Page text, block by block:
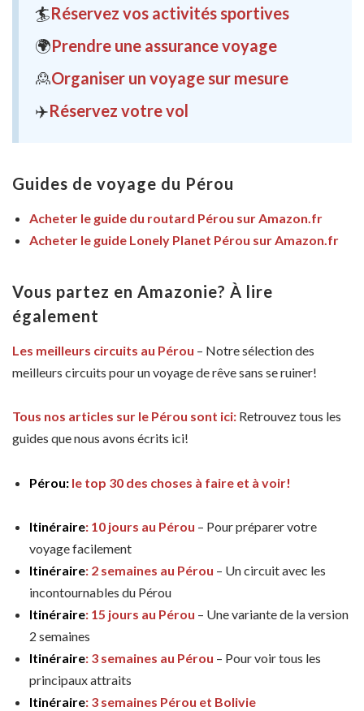
🏄Réservez vos activités sportives
🌍Prendre une assurance voyage
🙎Organiser un voyage sur mesure
✈️Réservez votre vol
Guides de voyage du Pérou
Acheter le guide du routard Pérou sur Amazon.fr
Acheter le guide Lonely Planet Pérou sur Amazon.fr
Vous partez en Amazonie? À lire
également
Les meilleurs circuits au Pérou – Notre sélection des
meilleurs circuits pour un voyage de rêve sans se ruiner!
Tous nos articles sur le Pérou sont ici: Retrouvez tous les
guides que nous avons écrits ici!
Pérou: le top 30 des choses à faire et à voir!
Itinéraire: 10 jours au Pérou – Pour préparer votre
voyage facilement
Itinéraire: 2 semaines au Pérou – Un circuit avec les
incontournables du Pérou
Itinéraire: 15 jours au Pérou – Une variante de la version
2 semaines
Itinéraire: 3 semaines au Pérou – Pour voir tous les
principaux attraits
Itinéraire: 3 semaines Pérou et Bolivie